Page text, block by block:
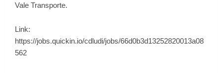
Vale Transporte.
Link:
https://jobs.quickin.io/cdludi/jobs/66d0b3d13252820013a08
562